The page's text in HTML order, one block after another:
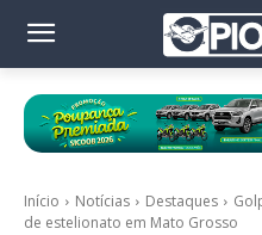
Início Notícias Destaques
de estelionato em Mato Grosso